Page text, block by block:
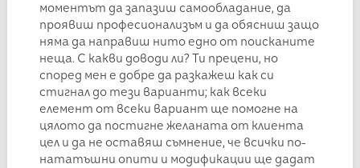
моментът да запазиш самообладание, да
проявиш професионализъм и да обясниш защо
няма да направиш нито едно от поисканите
неща. С какви доводи ли? Ти прецени, но
според мен е добре да разкажеш как си
стигнал до тези варианти; как всеки
елемент от всеки вариант ще помогне на
цялото да постигне желаната от клиента
цел и да не оставяш съмнение, че всички по-
нататъшни опити и модификации ще дадат